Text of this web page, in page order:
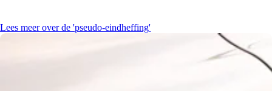
Lees meer over de 'pseudo-eindheffing'